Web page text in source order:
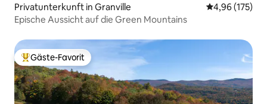
Privatunterkunft in Granville
4,96 (175)
Epische Aussicht auf die Green Mountains
Beliebter Gäste-Favorit.
Gäste-Favorit